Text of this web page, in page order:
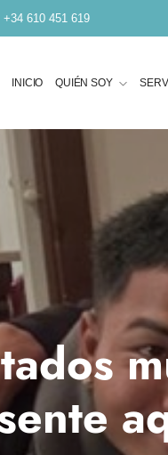
| +34 610 451 619
INICIO QUIÉN SOY